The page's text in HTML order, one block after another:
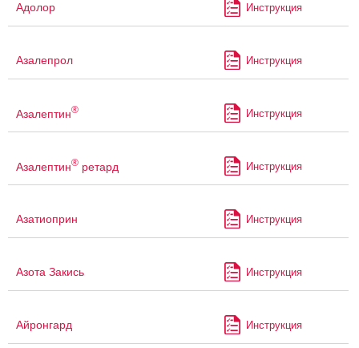
Адолор Инструкция
Азалепрол Инструкция
Азалептин® Инструкция
Азалептин® ретард Инструкция
Азатиоприн Инструкция
Азота Закись Инструкция
Айронгард Инструкция